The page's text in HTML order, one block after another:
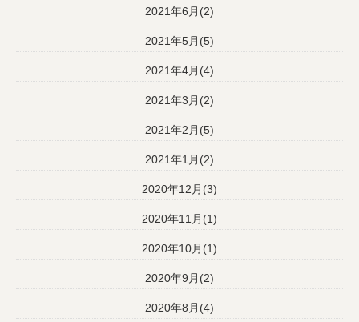
2021年6月(2)
2021年5月(5)
2021年4月(4)
2021年3月(2)
2021年2月(5)
2021年1月(2)
2020年12月(3)
2020年11月(1)
2020年10月(1)
2020年9月(2)
2020年8月(4)